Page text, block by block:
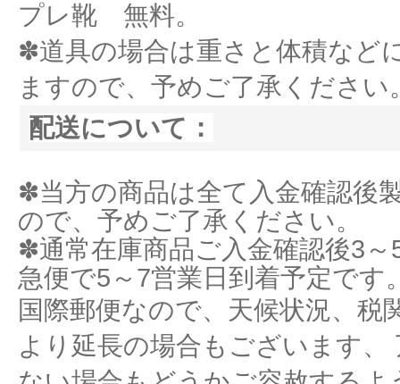
プレ靴 無料。
✽道具の場合は重さと体積など
ますので、予めご了承ください
配送について：
✽当方の商品は全て入金確認後
ので、予めご了承ください。
✽通常在庫商品ご入金確認後3
急便で5～7営業日到着予定です
国際郵便なので、天候状況、税
より延長の場合もございます、